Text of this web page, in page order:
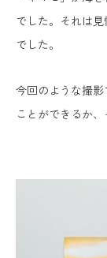
でした。それは
でした。
今回のような撮
ことができるか